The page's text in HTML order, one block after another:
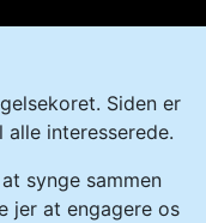
Siden er
interesserede.
synge sammen
jer at engagere os